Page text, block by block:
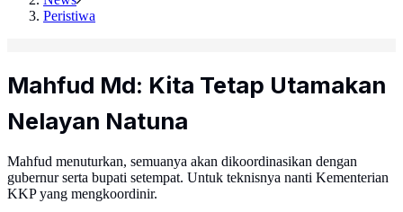
Peristiwa
Mahfud Md: Kita Tetap Utamakan
Nelayan Natuna
Mahfud menuturkan, semuanya akan dikoordinasikan dengan
gubernur serta bupati setempat. Untuk teknisnya nanti Kementerian
KKP yang mengkoordinir.